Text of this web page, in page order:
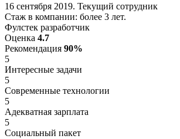
16 сентября 2019. Текущий сотрудник
Стаж в компании: более 3 лет.
Фулстек разработчик
Оценка 4.7
Рекомендация 90%
5
Интересные задачи
5
Современные технологии
5
Адекватная зарплата
5
Социальный пакет